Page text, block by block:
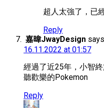
超人太強了，已
Reply
嘉暐JwayDesign
16.11.2022 at 01:57
經過了近25年，小智
聽歡樂的Pokemon
Reply